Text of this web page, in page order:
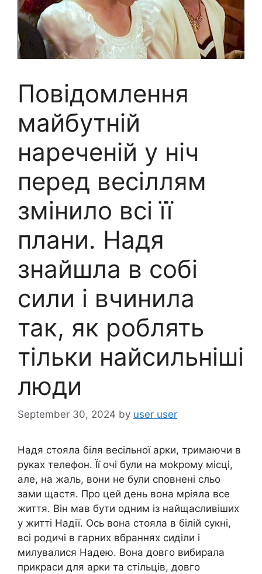
Повідомлення
майбутній
нареченій у ніч
перед весіллям
змінило всі її
плани. Надя
знайшла в собі
сили і вчинила
так, як роблять
тільки найсильніші
люди
September 30, 2024 by user user
Надя стояла біля весільної арки, тримаючи в
руках телефон. Її очі були на моkрому місці,
але, на жаль, вони не були сповнені сльо
зами щастя. Про цей день вона мріяла все
життя. Він мав бути одним із найщасливіших
у житті Надії. Ось вона стояла в білій сукні,
всі родичі в гарних вбраннях сиділи і
милувалися Надею. Вона довго вибирала
прикраси для арки та стільців, довго